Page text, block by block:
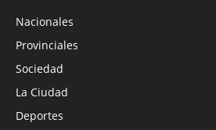
Nacionales
Provinciales
Sociedad
La Ciudad
Deportes